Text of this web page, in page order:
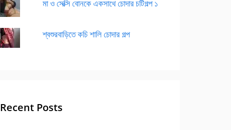
মা ও সেক্সি বোনকে একসাথে চোদার চটিগল্প ১
শ্বশুরবাড়িতে কচি শালি চোদার গল্প
Recent Posts